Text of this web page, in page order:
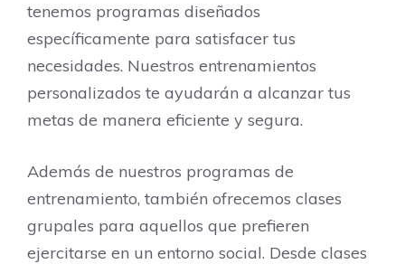
tenemos programas diseñados
específicamente para satisfacer tus
necesidades. Nuestros entrenamientos
personalizados te ayudarán a alcanzar tus
metas de manera eficiente y segura.
Además de nuestros programas de
entrenamiento, también ofrecemos clases
grupales para aquellos que prefieren
ejercitarse en un entorno social. Desde clases